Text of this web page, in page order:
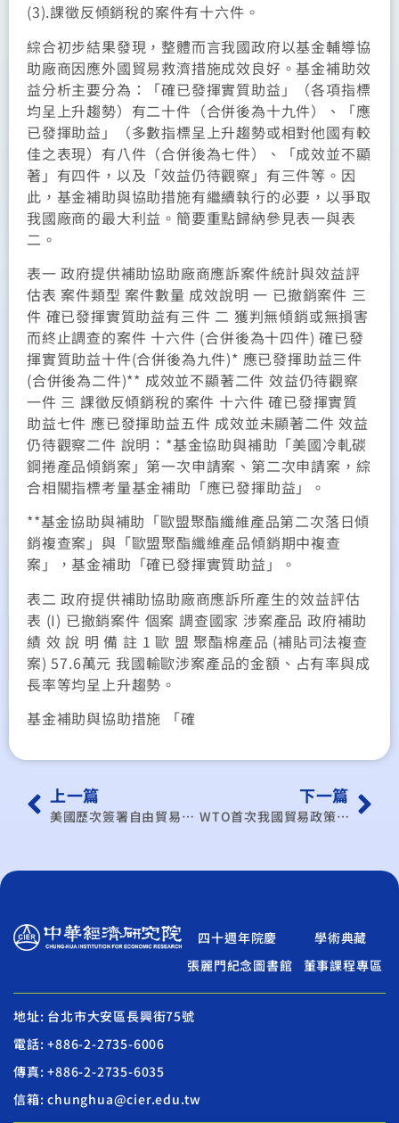
(3).課徵反傾銷稅的案件有十六件。
綜合初步結果發現，整體而言我國政府以基金輔導協
助廠商因應外國貿易救濟措施成效良好。基金補助效
益分析主要分為：「確已發揮實質助益」（各項指標
均呈上升趨勢）有二十件（合併後為十九件）、「應
已發揮助益」（多數指標呈上升趨勢或相對他國有較
佳之表現）有八件（合併後為七件）、「成效並不顯
著」有四件，以及「效益仍待觀察」有三件等。因
此，基金補助與協助措施有繼續執行的必要，以爭取
我國廠商的最大利益。簡要重點歸納參見表一與表
二。
表一 政府提供補助協助廠商應訴案件統計與效益評
估表 案件類型 案件數量 成效說明 一 已撤銷案件 三
件 確已發揮實質助益有三件 二 獲判無傾銷或無損害
而終止調查的案件 十六件 (合併後為十四件) 確已發
揮實質助益十件(合併後為九件)* 應已發揮助益三件
(合併後為二件)** 成效並不顯著二件 效益仍待觀察
一件 三 課徵反傾銷稅的案件 十六件 確已發揮實質
助益七件 應已發揮助益五件 成效並未顯著二件 效益
仍待觀察二件 說明：*基金協助與補助「美國冷軋碳
鋼捲產品傾銷案」第一次申請案、第二次申請案，綜
合相關指標考量基金補助「應已發揮助益」。
**基金協助與補助「歐盟聚酯纖維產品第二次落日傾
銷複查案」與「歐盟聚酯纖維產品傾銷期中複查
案」，基金補助「確已發揮實質助益」。
表二 政府提供補助協助廠商應訴所產生的效益評估
表 (I) 已撤銷案件 個案 調查國家 涉案產品 政府補助
績 效 說 明 備 註 1 歐 盟 聚酯棉產品 (補貼司法複查
案) 57.6萬元 我國輸歐涉案產品的金額、占有率與成
長率等均呈上升趨勢。
基金補助與協助措施 「確
上一篇
美國歷次簽署自由貿易協定與勞工議題相關內容與我國現行規定之比較研析
下一篇
WTO首次我國貿易政策檢討資料彙編與評論
四十週年院慶
學術典藏
張麗門紀念圖書館
董事課程專區
地址: 台北市大安區長興街75號
電話: +886-2-2735-6006
傳真: +886-2-2735-6035
信箱: chunghua@cier.edu.tw